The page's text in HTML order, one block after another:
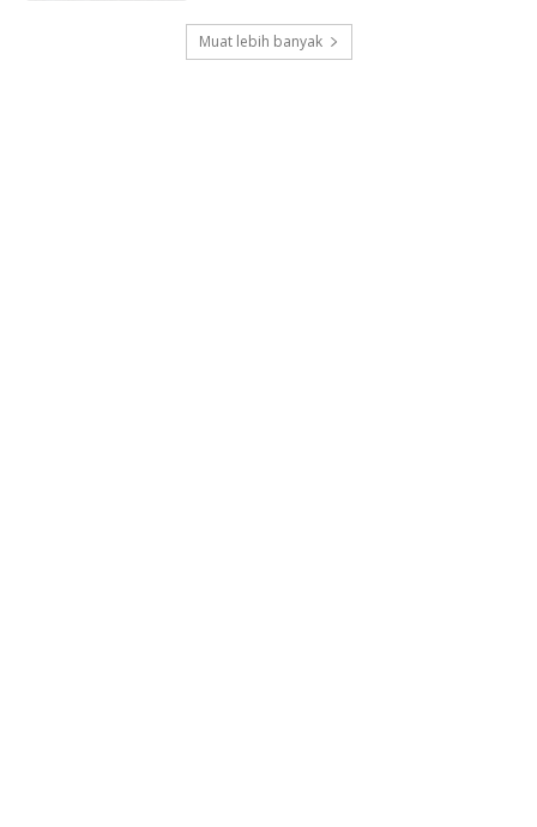
Muat lebih banyak